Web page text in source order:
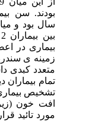
متعدد کبدی
تمام بیماران
مورد تائید